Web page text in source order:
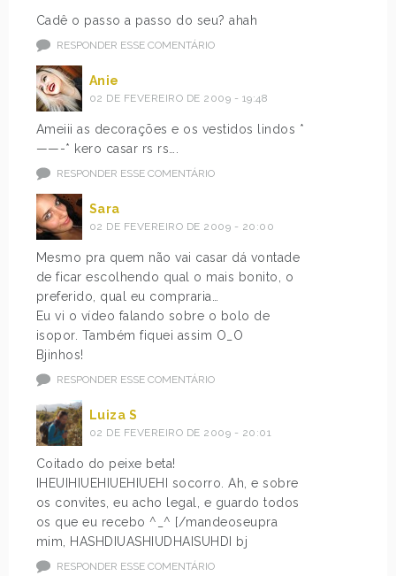
Cadê o passo a passo do seu? ahah
RESPONDER ESSE COMENTÁRIO
Anie
02 DE FEVEREIRO DE 2009 - 19:48
Ameiii as decorações e os vestidos lindos *
——-* kero casar rs rs….
RESPONDER ESSE COMENTÁRIO
Sara
02 DE FEVEREIRO DE 2009 - 20:00
Mesmo pra quem não vai casar dá vontade
de ficar escolhendo qual o mais bonito, o
preferido, qual eu compraria…
Eu vi o vídeo falando sobre o bolo de
isopor. Também fiquei assim O_O
Bjinhos!
RESPONDER ESSE COMENTÁRIO
Luiza S
02 DE FEVEREIRO DE 2009 - 20:01
Coitado do peixe beta!
IHEUIHIUEHIUEHIUEHI socorro. Ah, e sobre
os convites, eu acho legal, e guardo todos
os que eu recebo ^_^ [/mandeoseupra
mim, HASHDIUASHIUDHAISUHDI bj
RESPONDER ESSE COMENTÁRIO